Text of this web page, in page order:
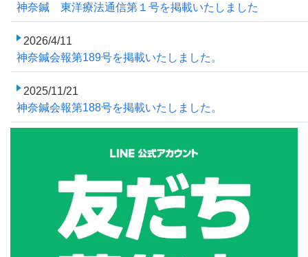
神奈鍼 東洋療法通信第１号を掲載いたしました
2026/4/11
神奈鍼会報第189号を掲載いたしました。
2025/11/21
神奈鍼会報第188号を掲載いたしました。